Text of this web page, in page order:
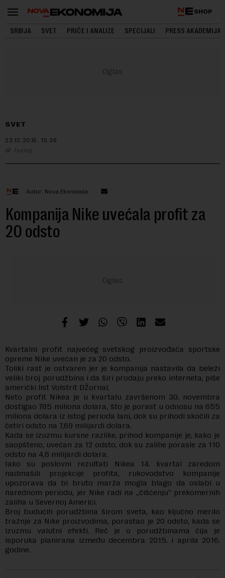
SHOP
SRBIJA SVET PRIČE I ANALIZE SPECIJALI PRESS AKADEMIJA
SVET
23.12.2015. 15:36
Tanjug
Autor: Nova Ekonomija
Kompanija Nike uvećala profit za
20 odsto
Kvartalni profit najvećeg svetskog proizvođača sportske
opreme Nike uvećan je za 20 odsto.
Toliki rast je ostvaren jer je kompanija nastavila da beleži
veliki broj porudžbina i da širi prodaju preko interneta, piše
američki list Volstrit DŽornal.
Neto profit Nikea je u kvartalu završenom 30. novembra
dostigao 785 miliona dolara, što je porast u odnosu na 655
miliona dolara iz istog perioda lani, dok su prihodi skočili za
četiri odsto na 7,69 milijardi dolara.
Kada se izuzmu kursne razlike, prihod kompanije je, kako je
saopšteno, uvećan za 12 odsto, dok su zalihe porasle za 110
odsto na 4,6 milijardi dolara.
Iako su poslovni rezultati Nikea 14. kvartal zaredom
nadmašili projekcije profita, rukovodstvo kompanije
upozorava da bi bruto marža mogla blago da oslabi u
narednom periodu, jer Nike radi na „čišćenju“ prekomernih
zaliha u Severnoj Americi.
Broj budućih porudžbina širom sveta, kao ključno merilo
tražnje za Nike proizvodima, porastao je 20 odsto, kada se
izuzmu valutni efekti. Reč je o porudžbinama čija je
isporuka planirana između decembra 2015. i aprila 2016.
godine.